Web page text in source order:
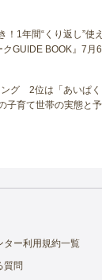
！1年間“くり返し”使
GUIDE BOOK』7月6
ング 2位は「あいぱ
子育て世帯の実態と
ター利用規約一覧
質問